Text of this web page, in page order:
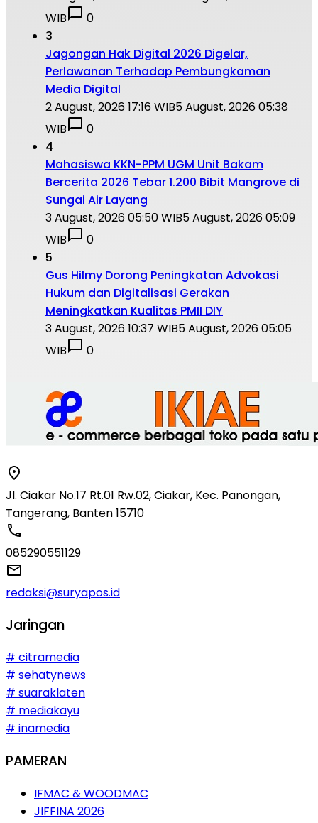
WIB
0
3
Jagongan Hak Digital 2026 Digelar,
Perlawanan Terhadap Pembungkaman
Media Digital
2 August, 2026 17:16 WIB5 August, 2026 05:38
WIB
0
4
Mahasiswa KKN-PPM UGM Unit Bakam
Bercerita 2026 Tebar 1.200 Bibit Mangrove di
Sungai Air Layang
3 August, 2026 05:50 WIB5 August, 2026 05:09
WIB
0
5
Gus Hilmy Dorong Peningkatan Advokasi
Hukum dan Digitalisasi Gerakan
Meningkatkan Kualitas PMII DIY
3 August, 2026 10:37 WIB5 August, 2026 05:05
WIB
0
Jl. Ciakar No.17 Rt.01 Rw.02, Ciakar, Kec. Panongan,
Tangerang, Banten 15710
085290551129
redaksi@suryapos.id
Jaringan
# citramedia
# sehatynews
# suaraklaten
# mediakayu
# inamedia
PAMERAN
IFMAC & WOODMAC
JIFFINA 2026